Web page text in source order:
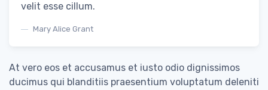
velit esse cillum.
Mary Alice Grant
At vero eos et accusamus et iusto odio dignissimos
ducimus qui blanditiis praesentium voluptatum deleniti